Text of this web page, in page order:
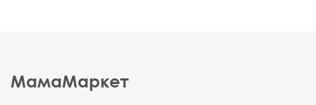
МамаМаркет